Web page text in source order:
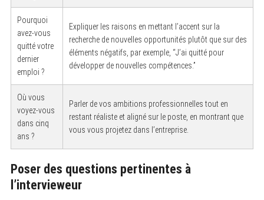
Pourquoi
avez-vous
quitté votre
dernier
emploi ?
Expliquer les raisons en mettant l’accent sur la
recherche de nouvelles opportunités plutôt que sur des
éléments négatifs, par exemple, “J’ai quitté pour
développer de nouvelles compétences.”
Où vous
voyez-vous
dans cinq
ans ?
Parler de vos ambitions professionnelles tout en
restant réaliste et aligné sur le poste, en montrant que
vous vous projetez dans l’entreprise.
Poser des questions pertinentes à
l’intervieweur
f
o
: